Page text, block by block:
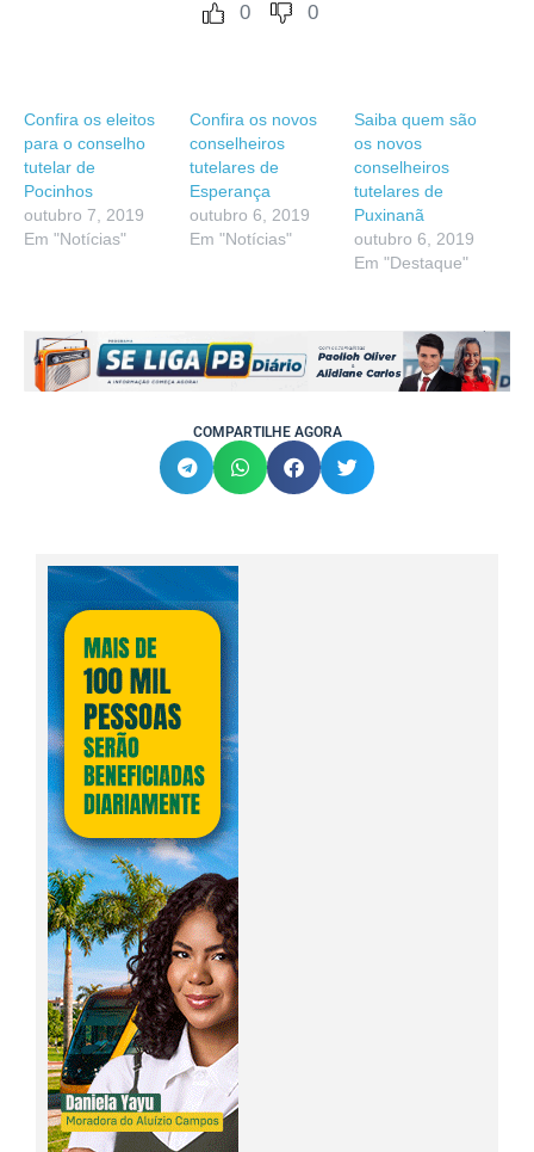
0 0
Confira os eleitos
para o conselho
tutelar de
Pocinhos
outubro 7, 2019
Em "Notícias"
Confira os novos
conselheiros
tutelares de
Esperança
outubro 6, 2019
Em "Notícias"
Saiba quem são
os novos
conselheiros
tutelares de
Puxinanã
outubro 6, 2019
Em "Destaque"
COMPARTILHE AGORA